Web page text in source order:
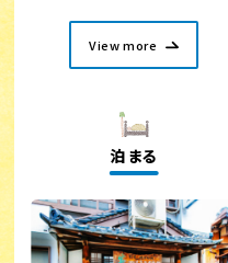
View more
泊まる